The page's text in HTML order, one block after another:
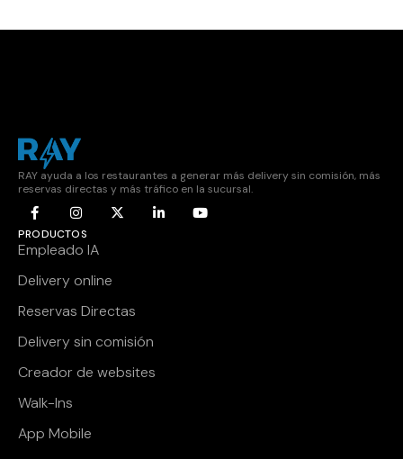
RAY ayuda a los restaurantes a generar más delivery sin comisión, más
reservas directas y más tráfico en la sucursal.
PRODUCTOS
Empleado IA
Delivery online
Reservas Directas
Delivery sin comisión
Creador de websites
Walk-Ins
App Mobile